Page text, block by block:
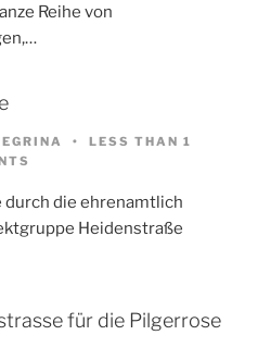
Reihe von
LESS THAN 1
durch die ehrenamtlich
Heidenstraße
für die Pilgerrose